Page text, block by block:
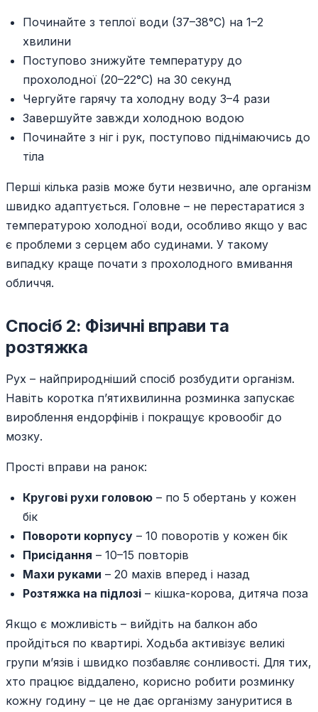
Починайте з теплої води (37–38°C) на 1–2
хвилини
Поступово знижуйте температуру до
прохолодної (20–22°C) на 30 секунд
Чергуйте гарячу та холодну воду 3–4 рази
Завершуйте завжди холодною водою
Починайте з ніг і рук, поступово піднімаючись до
тіла
Перші кілька разів може бути незвично, але організм
швидко адаптується. Головне – не перестаратися з
температурою холодної води, особливо якщо у вас
є проблеми з серцем або судинами. У такому
випадку краще почати з прохолодного вмивання
обличчя.
Спосіб 2: Фізичні вправи та
розтяжка
Рух – найприродніший спосіб розбудити організм.
Навіть коротка п’ятихвилинна розминка запускає
вироблення ендорфінів і покращує кровообіг до
мозку.
Прості вправи на ранок:
Кругові рухи головою – по 5 обертань у кожен
бік
Повороти корпусу – 10 поворотів у кожен бік
Присідання – 10–15 повторів
Махи руками – 20 махів вперед і назад
Розтяжка на підлозі – кішка-корова, дитяча поза
Якщо є можливість – вийдіть на балкон або
пройдіться по квартирі. Ходьба активізує великі
групи м’язів і швидко позбавляє сонливості. Для тих,
хто працює віддалено, корисно робити розминку
кожну годину – це не дає організму зануритися в